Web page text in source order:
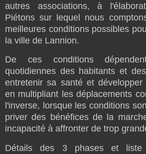
autres associations, à
Piétons sur lequel nous
meilleures conditions possibles
la ville de Lannion.
De ces conditions
quotidiennes des habitants et
entretenir sa santé et
en multipliant les déplacements
l'inverse, lorsque les conditions
priver des bénéfices de la
incapacité à affronter de trop
Détails des 3 phases et liste